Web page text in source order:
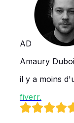
AD
Amaury
il y a moins
fiverr.